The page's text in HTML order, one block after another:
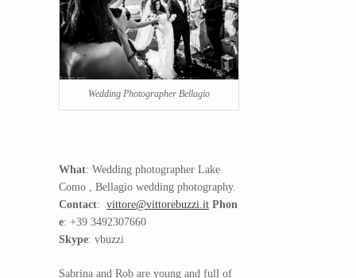
Wedding Photographer Bellagio
What: Wedding photographer Lake
Como , Bellagio wedding photography.
Contact: vittore@vittorebuzzi.it Phon
e: +39 3492307660
Skype: vbuzzi
Sabrina and Rob are young and full of